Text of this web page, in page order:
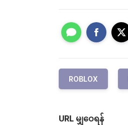
ROBLOX
URL မျှဝေရန်